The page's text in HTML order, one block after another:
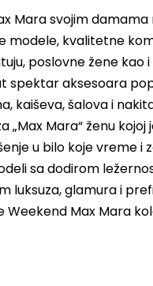
Mara svojim damama
modele, kvalitetne
poslovne žene kao
spektar aksesoara
kaiševa, šalova i
„Max Mara“ ženu
u bilo koje vreme i
sa dodirom
luksuza, glamura i
Weekend Max Mara